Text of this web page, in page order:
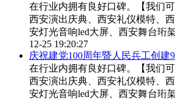
在行业内拥有良好口碑。【我们
西安演出庆典、 西安礼仪模特 、
安灯光音响led大屏、西安舞台珩
12-25 19:20:27
庆祝建党100周年暨人民兵工创建
在行业内拥有良好口碑。【我们
西安演出庆典、 西安礼仪模特 、
安灯光音响led大屏、西安舞台珩